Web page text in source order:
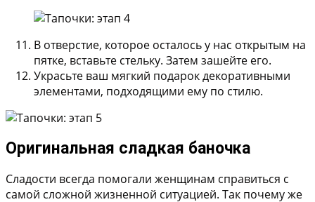
В отверстие, которое осталось у нас открытым на
пятке, вставьте стельку. Затем зашейте его.
Украсьте ваш мягкий подарок декоративными
элементами, подходящими ему по стилю.
Оригинальная сладкая баночка
Сладости всегда помогали женщинам справиться с
самой сложной жизненной ситуацией. Так почему же